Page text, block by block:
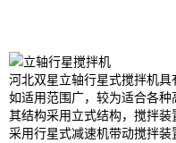
河北双星立轴行星式搅拌机
如适用范围广，较为适合各种
其结构采用立式结构，搅拌装
采用行星式减速机带动搅拌